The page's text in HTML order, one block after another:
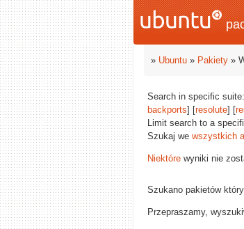
» Ubuntu » Pakiety »
Search in specific
backports] [resolute] [
Limit search to a
Szukaj we wszystkich
Niektóre wyniki nie
Szukano pakietów
Przepraszamy,